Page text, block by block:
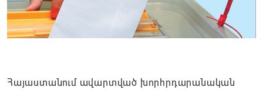
Հայաստանում ավարտված խորհրդարանական